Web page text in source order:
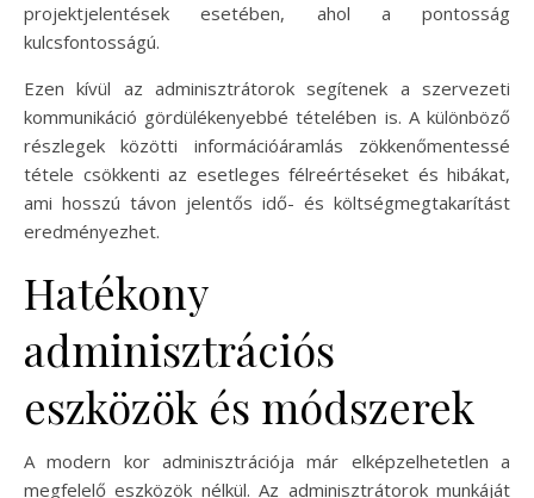
projektjelentések esetében, ahol a pontosság
kulcsfontosságú.
Ezen kívül az adminisztrátorok segítenek a szervezeti
kommunikáció gördülékenyebbé tételében is. A különböző
részlegek közötti információáramlás zökkenőmentessé
tétele csökkenti az esetleges félreértéseket és hibákat,
ami hosszú távon jelentős idő- és költségmegtakarítást
eredményezhet.
Hatékony
adminisztrációs
eszközök és módszerek
A modern kor adminisztrációja már elképzelhetetlen a
megfelelő eszközök nélkül. Az adminisztrátorok munkáját